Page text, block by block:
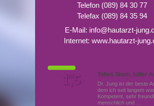
Telefon (089) 84 30 77
Telefax (089) 84 35 94
E-Mail: info@hautarzt-
Internet: www.hautarzt-
Tolles Team, toller
Dr. Jung ist der beste
dem ich seit langem war.
Kompetent, sehr
menschlich und …
Von Patienten
bewertet mit
Note
1,5